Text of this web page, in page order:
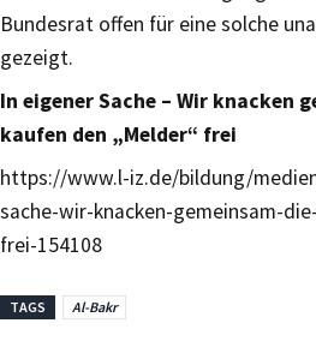
Bundesrat offen für eine solche
gezeigt.
In eigener Sache – Wir knacken
kaufen den „Melder“ frei
https://www.l-iz.de/bildung/
sache-wir-knacken-gemeinsam-
frei-154108
TAGS Al-Bakr